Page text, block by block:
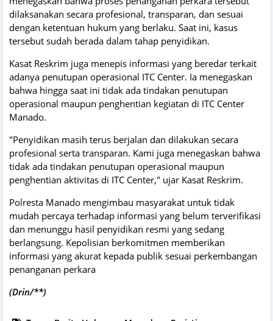
dilaksanakan secara profesional, transparan, dan sesuai
dengan ketentuan hukum yang berlaku. Saat ini, kasus
tersebut sudah berada dalam tahap penyidikan.
Kasat Reskrim juga menepis informasi yang beredar terkait
adanya penutupan operasional ITC Center. Ia menegaskan
bahwa hingga saat ini tidak ada tindakan penutupan
operasional maupun penghentian kegiatan di ITC Center
Manado.
"Penyidikan masih terus berjalan dan dilakukan secara
profesional serta transparan. Kami juga menegaskan bahwa
tidak ada tindakan penutupan operasional maupun
penghentian aktivitas di ITC Center," ujar Kasat Reskrim.
Polresta Manado mengimbau masyarakat untuk tidak
mudah percaya terhadap informasi yang belum terverifikasi
dan menunggu hasil penyidikan resmi yang sedang
berlangsung. Kepolisian berkomitmen memberikan
informasi yang akurat kepada publik sesuai perkembangan
penanganan perkara
(Drin/**)